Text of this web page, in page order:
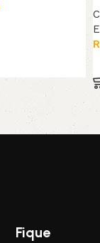
Fique